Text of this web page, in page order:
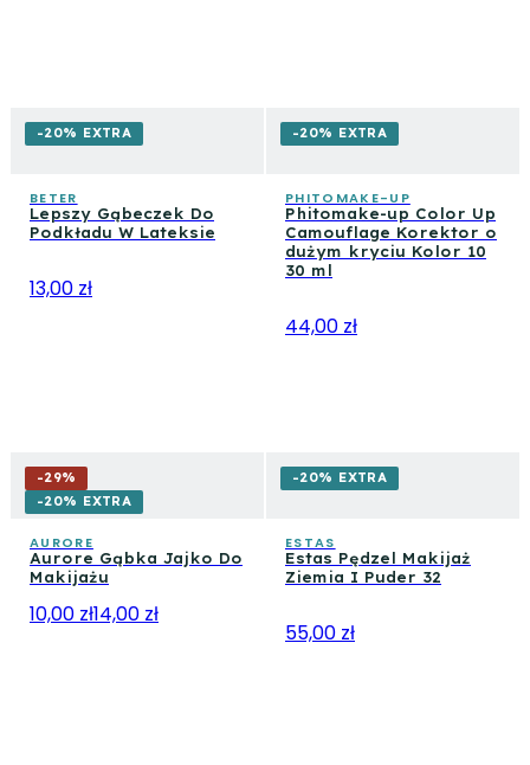
-20% EXTRA
BETER
Lepszy Gąbeczek Do
Podkładu W Lateksie
13,00 zł
-20% EXTRA
PHITOMAKE-UP
Phitomake-up Color Up
Camouflage Korektor o
dużym kryciu Kolor 10
30 ml
44,00 zł
-29%
-20% EXTRA
AURORE
Aurore Gąbka Jajko Do
Makijażu
10,00 zł14,00 zł
-20% EXTRA
ESTAS
Estas Pędzel Makijaż
Ziemia I Puder 32
55,00 zł